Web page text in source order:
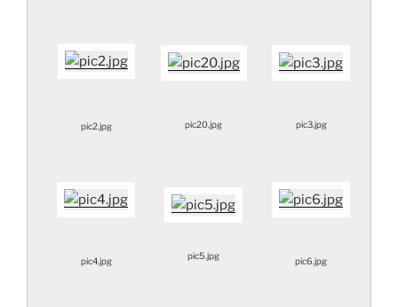
pic2.jpg pic20.jpg pic3.jpg
pic4.jpg pic5.jpg pic6.jpg